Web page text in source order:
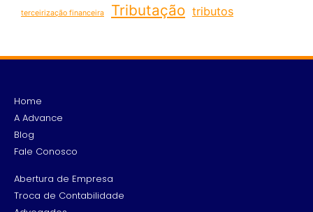
terceirização financeira Tributação tributos
Home
A Advance
Blog
Fale Conosco
Abertura de Empresa
Troca de Contabilidade